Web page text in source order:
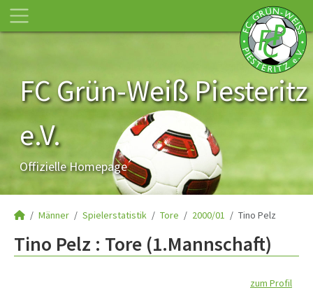
FC Grün-Weiß Piesteritz
e.V.
Offizielle Homepage
Männer Spielerstatistik Tore 2000/01 Tino Pelz
Tino Pelz : Tore (1.Mannschaft)
zum Profil